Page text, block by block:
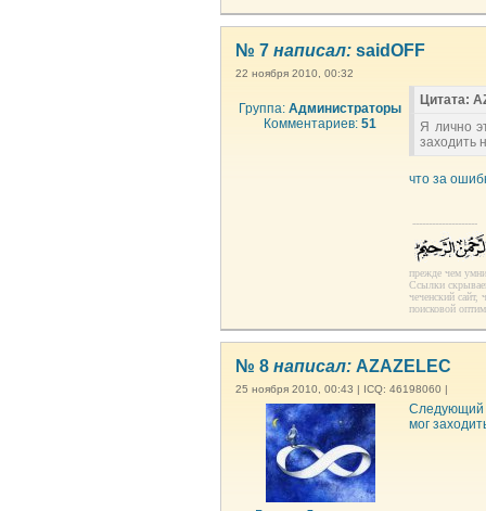
№ 7 написал: saidOFF
22 ноября 2010, 00:32
Группа: Администраторы
Комментариев: 51
Цитата:
Я лично
заходить
что за
--------------------
прежде чем
Ссылки
чеченский
поисковой
№ 8 написал: AZAZELEC
25 ноября 2010, 00:43 | ICQ: 46198060 |
Следующий
мог